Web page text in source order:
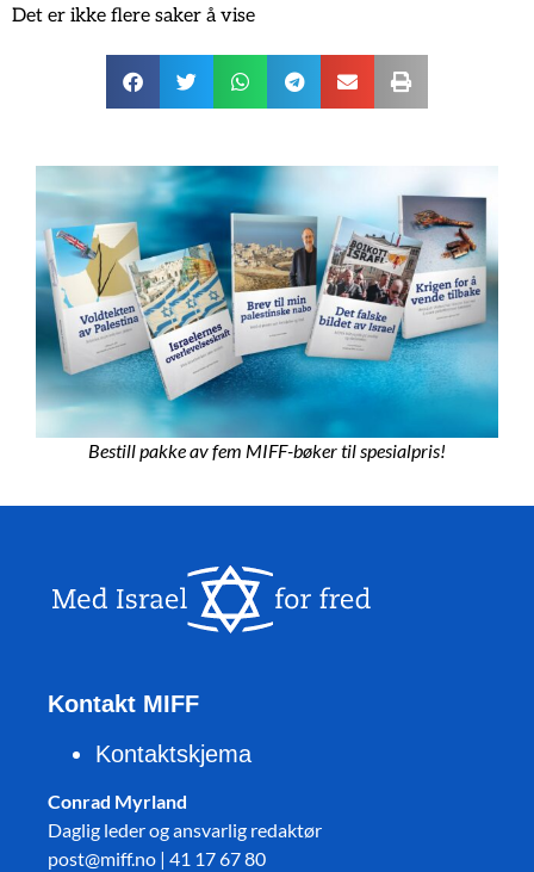
Det er ikke flere saker å vise
Bestill pakke av fem MIFF-bøker til spesialpris!
Kontakt MIFF
Kontaktskjema
Conrad Myrland
Daglig leder og ansvarlig redaktør
post@miff.no | 41 17 67 80